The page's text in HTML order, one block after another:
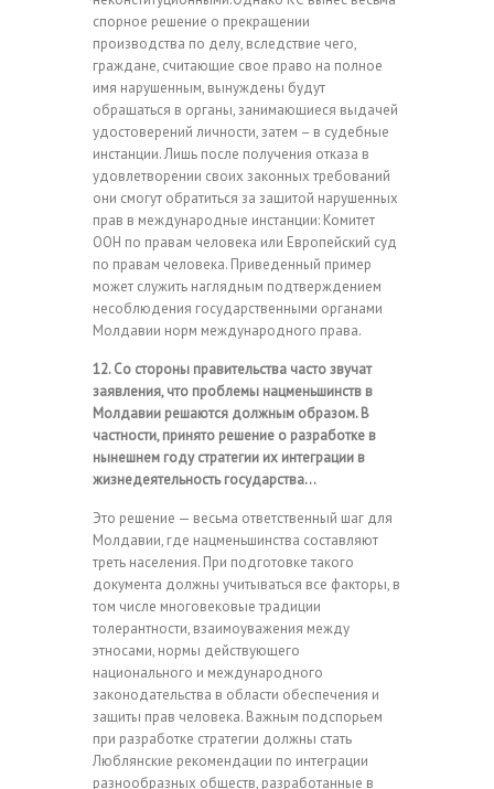
спорное решение о прекращении
производства по делу, вследствие чего,
граждане, считающие свое право на полное
имя нарушенным, вынуждены будут
обращаться в органы, занимающиеся выдачей
удостоверений личности, затем – в судебные
инстанции. Лишь после получения отказа в
удовлетворении своих законных требований
они смогут обратиться за защитой нарушенных
прав в международные инстанции: Комитет
ООН по правам человека или Европейский суд
по правам человека. Приведенный пример
может служить наглядным подтверждением
несоблюдения государственными органами
Молдавии норм международного права.
12. Со стороны правительства часто звучат
заявления, что проблемы нацменьшинств в
Молдавии решаются должным образом. В
частности, принято решение о разработке в
нынешнем году стратегии их интеграции в
жизнедеятельность государства…
Это решение — весьма ответственный шаг для
Молдавии, где нацменьшинства составляют
треть населения. При подготовке такого
документа должны учитываться все факторы, в
том числе многовековые традиции
толерантности, взаимоуважения между
этносами, нормы действующего
национального и международного
законодательства в области обеспечения и
защиты прав человека. Важным подспорьем
при разработке стратегии должны стать
Люблянские рекомендации по интеграции
разнообразных обществ, разработанные в